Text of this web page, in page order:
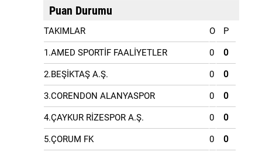
Puan Durumu
TAKIMLAR O P
1.AMED SPORTİF FAALİYETLER 0 0
2.BEŞİKTAŞ A.Ş. 0 0
3.CORENDON ALANYASPOR 0 0
4.ÇAYKUR RİZESPOR A.Ş. 0 0
5.ÇORUM FK 0 0